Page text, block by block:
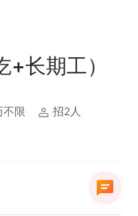
长期工）
不限 招2人